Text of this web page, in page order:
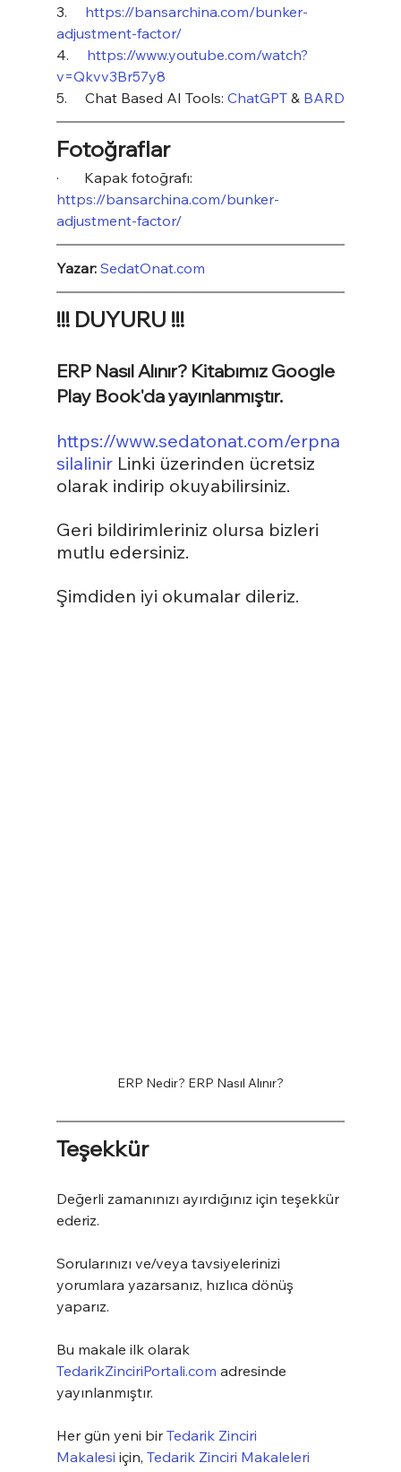
3. https://bansarchina.com/bunker-
adjustment-factor/
4. https://www.youtube.com/watch?
v=Qkvv3Br57y8
5.     Chat Based AI Tools: ChatGPT & BARD
Fotoğraflar
·       Kapak fotoğrafı:
https://bansarchina.com/bunker-
adjustment-factor/
Yazar: SedatOnat.com
!!! DUYURU !!!
ERP Nasıl Alınır? Kitabımız Google
Play Book'da yayınlanmıştır.
https://www.sedatonat.com/erpna
silalinir Linki üzerinden ücretsiz
olarak indirip okuyabilirsiniz.
Geri bildirimleriniz olursa bizleri
mutlu edersiniz.
Şimdiden iyi okumalar dileriz.
ERP Nedir? ERP Nasıl Alınır?
Teşekkür
Değerli zamanınızı ayırdığınız için teşekkür
ederiz.
Sorularınızı ve/veya tavsiyelerinizi
yorumlara yazarsanız, hızlıca dönüş
yaparız.
Bu makale ilk olarak
TedarikZinciriPortali.com adresinde
yayınlanmıştır.
Her gün yeni bir Tedarik Zinciri
Makalesi için, Tedarik Zinciri Makaleleri